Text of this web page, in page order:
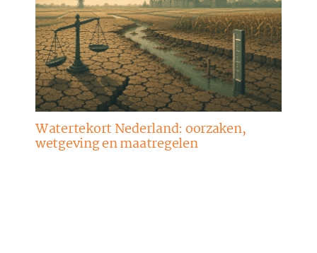
Watertekort Nederland: oorzaken,
wetgeving en maatregelen